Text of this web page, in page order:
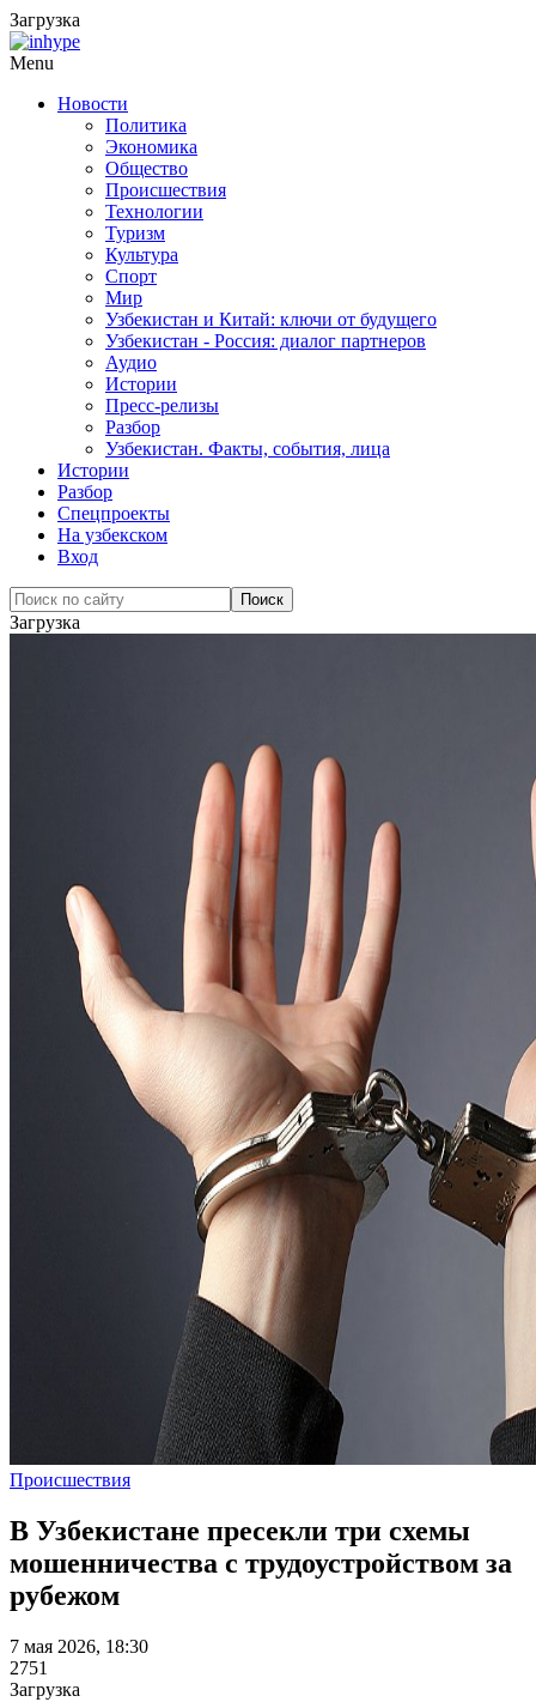
Загрузка
Menu
Новости
Политика
Экономика
Общество
Происшествия
Технологии
Туризм
Культура
Спорт
Мир
Узбекистан и Китай: ключи от будущего
Узбекистан - Россия: диалог партнеров
Аудио
Истории
Пресс-релизы
Разбор
Узбекистан. Факты, события, лица
Истории
Разбор
Спецпроекты
На узбекском
Вход
Загрузка
Происшествия
В Узбекистане пресекли три схемы
мошенничества с трудоустройством за
рубежом
7 мая 2026, 18:30
2751
Загрузка